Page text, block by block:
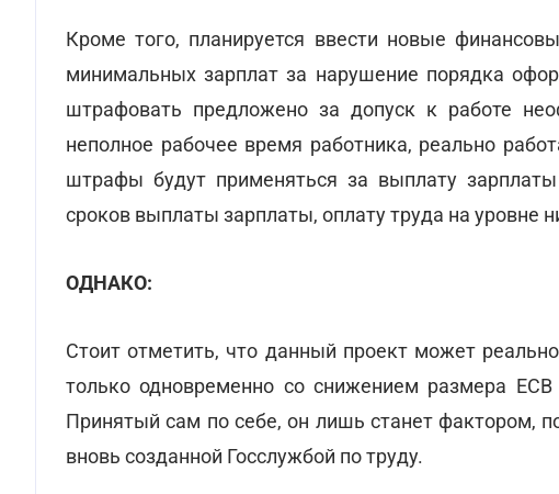
Кроме того, планируется ввести новые
минимальных зарплат за нарушение порядка
штрафовать предложено за допуск к работе
неполное рабочее время работника, реально
штрафы будут применяться за выплату
сроков выплаты зарплаты, оплату труда на уровне
ОДНАКО:
Стоит отметить, что данный проект может
только одновременно со снижением размера
Принятый сам по себе, он лишь станет фактором,
вновь созданной Госслужбой по труду.